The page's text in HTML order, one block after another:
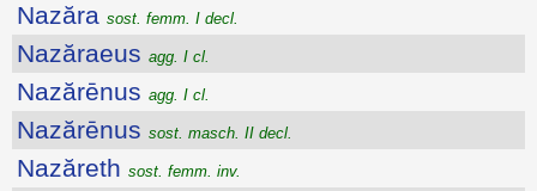
Nazăra sost. femm. I decl.
Nazăraeus agg. I cl.
Nazărēnus agg. I cl.
Nazărēnus sost. masch. II decl.
Nazăreth sost. femm. inv.